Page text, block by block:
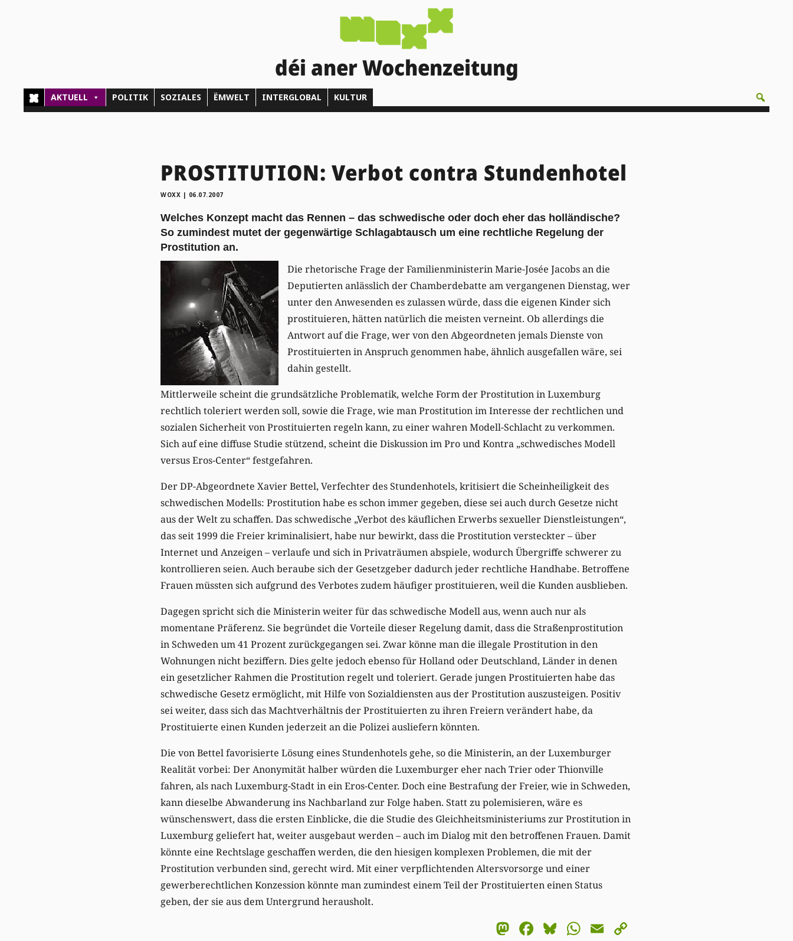
déi aner Wochenzeitung
AKTUELL POLITIK SOZIALES ËMWELT INTERGLOBAL KULTUR
PROSTITUTION: Verbot contra Stundenhotel
WOXX | 06.07.2007
Welches Konzept macht das Rennen – das schwedische oder doch eher das holländische?
So zumindest mutet der gegenwärtige Schlagabtausch um eine rechtliche Regelung der
Prostitution an.
Die rhetorische Frage der Familienministerin Marie-Josée Jacobs an die
Deputierten anlässlich der Chamberdebatte am vergangenen Dienstag, wer
unter den Anwesenden es zulassen würde, dass die eigenen Kinder sich
prostituieren, hätten natürlich die meisten verneint. Ob allerdings die
Antwort auf die Frage, wer von den Abgeordneten jemals Dienste von
Prostituierten in Anspruch genommen habe, ähnlich ausgefallen wäre, sei
dahin gestellt.
Mittlerweile scheint die grundsätzliche Problematik, welche Form der Prostitution in Luxemburg
rechtlich toleriert werden soll, sowie die Frage, wie man Prostitution im Interesse der rechtlichen und
sozialen Sicherheit von Prostituierten regeln kann, zu einer wahren Modell-Schlacht zu verkommen.
Sich auf eine diffuse Studie stützend, scheint die Diskussion im Pro und Kontra „schwedisches Modell
versus Eros-Center“ festgefahren.
Der DP-Abgeordnete Xavier Bettel, Verfechter des Stundenhotels, kritisiert die Scheinheiligkeit des
schwedischen Modells: Prostitution habe es schon immer gegeben, diese sei auch durch Gesetze nicht
aus der Welt zu schaffen. Das schwedische „Verbot des käuflichen Erwerbs sexueller Dienstleistungen“,
das seit 1999 die Freier kriminalisiert, habe nur bewirkt, dass die Prostitution versteckter – über
Internet und Anzeigen – verlaufe und sich in Privaträumen abspiele, wodurch Übergriffe schwerer zu
kontrollieren seien. Auch beraube sich der Gesetzgeber dadurch jeder rechtliche Handhabe. Betroffene
Frauen müssten sich aufgrund des Verbotes zudem häufiger prostituieren, weil die Kunden ausblieben.
Dagegen spricht sich die Ministerin weiter für das schwedische Modell aus, wenn auch nur als
momentane Präferenz. Sie begründet die Vorteile dieser Regelung damit, dass die Straßenprostitution
in Schweden um 41 Prozent zurückgegangen sei. Zwar könne man die illegale Prostitution in den
Wohnungen nicht beziffern. Dies gelte jedoch ebenso für Holland oder Deutschland, Länder in denen
ein gesetzlicher Rahmen die Prostitution regelt und toleriert. Gerade jungen Prostituierten habe das
schwedische Gesetz ermöglicht, mit Hilfe von Sozialdiensten aus der Prostitution auszusteigen. Positiv
sei weiter, dass sich das Machtverhältnis der Prostituierten zu ihren Freiern verändert habe, da
Prostituierte einen Kunden jederzeit an die Polizei ausliefern könnten.
Die von Bettel favorisierte Lösung eines Stundenhotels gehe, so die Ministerin, an der Luxemburger
Realität vorbei: Der Anonymität halber würden die Luxemburger eher nach Trier oder Thionville
fahren, als nach Luxemburg-Stadt in ein Eros-Center. Doch eine Bestrafung der Freier, wie in Schweden,
kann dieselbe Abwanderung ins Nachbarland zur Folge haben. Statt zu polemisieren, wäre es
wünschenswert, dass die ersten Einblicke, die die Studie des Gleichheitsministeriums zur Prostitution in
Luxemburg geliefert hat, weiter ausgebaut werden – auch im Dialog mit den betroffenen Frauen. Damit
könnte eine Rechtslage geschaffen werden, die den hiesigen komplexen Problemen, die mit der
Prostitution verbunden sind, gerecht wird. Mit einer verpflichtenden Altersvorsorge und einer
gewerberechtlichen Konzession könnte man zumindest einem Teil der Prostituierten einen Status
geben, der sie aus dem Untergrund herausholt.
Mastodon
Facebook
Bluesky
WhatsApp
Email